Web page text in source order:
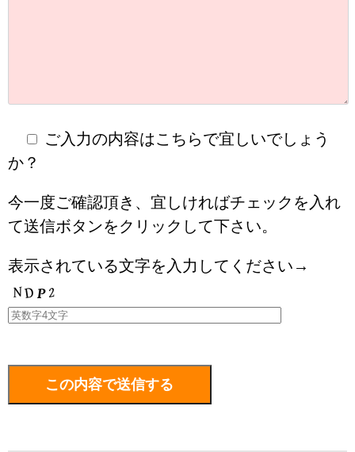
ご入力の内容はこちらで宜しいでしょう
か？
今一度ご確認頂き、宜しければチェックを入れ
て送信ボタンをクリックして下さい。
表示されている文字を入力してください→